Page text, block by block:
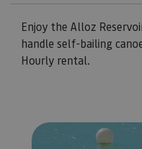
Enjoy the Alloz
handle self-bailing
Hourly rental.